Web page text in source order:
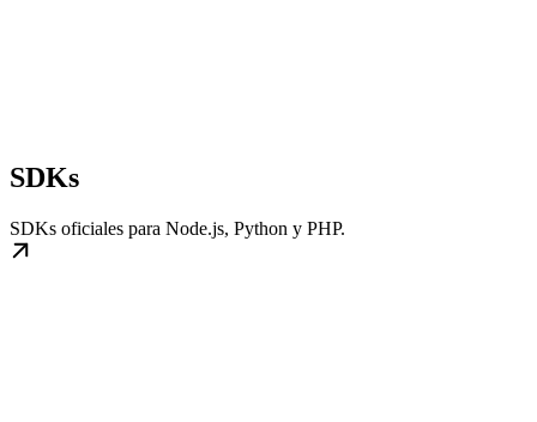
SDKs
SDKs oficiales para Node.js, Python y PHP.